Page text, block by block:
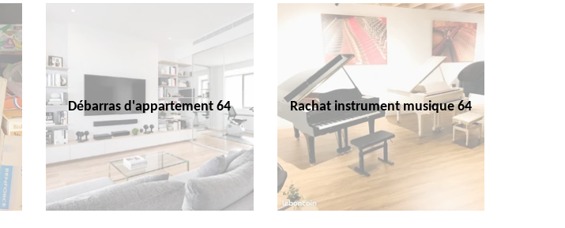
Débarras d'appartement 64 Rachat instrument musique 64